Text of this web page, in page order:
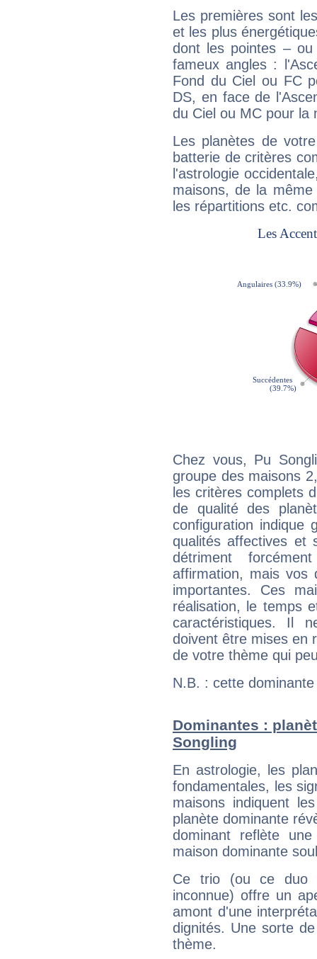
Les premières sont
et les plus
dont les pointes –
fameux angles :
Fond du Ciel ou FC
DS, en face de
du Ciel ou MC pour la
Les planètes de
batterie de critères
l'astrologie
maisons, de la
les répartitions etc.
Chez vous, Pu
groupe des maisons
les critères complets
de qualité des
configuration indique
qualités affectives et
détriment
affirmation, mais
importantes. Ces
réalisation, le temps
caractéristiques. Il
doivent être mises en
de votre thème qui
N.B. : cette
Dominantes :
Songling
En astrologie, les
fondamentales, les
maisons indiquent
planète dominante
dominant reflète
maison dominante
Ce trio (ou ce duo
inconnue) offre un
amont d'une
dignités. Une sorte
thème.